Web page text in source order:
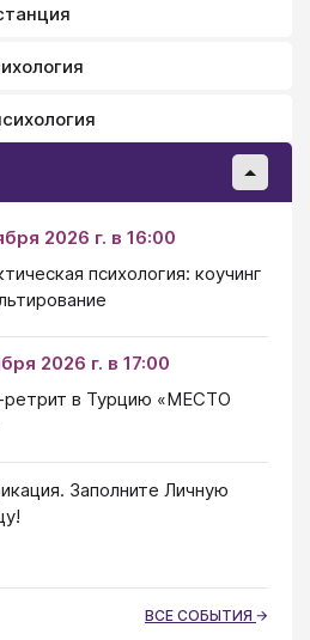
2026 г. в 16:00
психология: коучинг
2026 г. в 17:00
ретрит в Турцию «МЕСТО
Заполните Личную
ВСЕ СОБЫТИЯ